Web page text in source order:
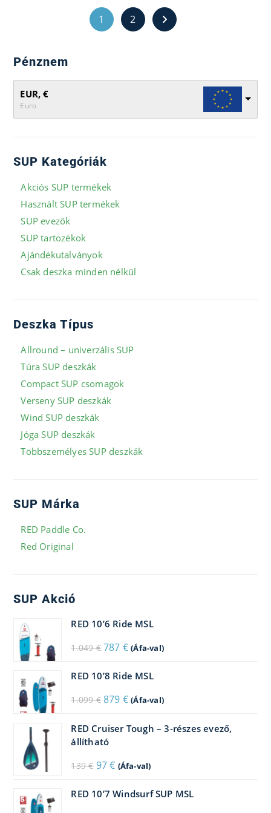
1 2
Pénznem
EUR, €
Euro
SUP Kategóriák
Akciós SUP termékek
Használt SUP termékek
SUP evezők
SUP tartozékok
Ajándékutalványok
Csak deszka minden nélkül
Deszka Típus
Allround – univerzális SUP
Túra SUP deszkák
Compact SUP csomagok
Verseny SUP deszkák
Wind SUP deszkák
Jóga SUP deszkák
Többszemélyes SUP deszkák
SUP Márka
RED Paddle Co.
Red Original
SUP Akció
RED 10’6 Ride MSL
1.049€ Original
price
1.049 €.
787 €Current
price
787 €.
(Áfa-val)
RED 10’8 Ride MSL
1.099€ Original
price
1.099 €.
879 €Current
price
879 €.
(Áfa-val)
RED Cruiser Tough – 3-részes evező,
állítható
139€ Original
price
139 €.
97€Current
price
97 €.
(Áfa-val)
RED 10’7 Windsurf SUP MSL